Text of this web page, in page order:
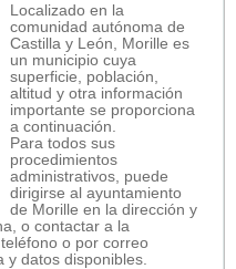
Localizado en la
comunidad autónoma de
Castilla y León, Morille es
un municipio cuya
superficie, población,
altitud y otra información
importante se proporciona
a continuación.
Para todos sus
procedimientos
administrativos, puede
dirigirse al ayuntamiento
de Morille en la dirección y
o contactar a la
o por correo
datos disponibles.